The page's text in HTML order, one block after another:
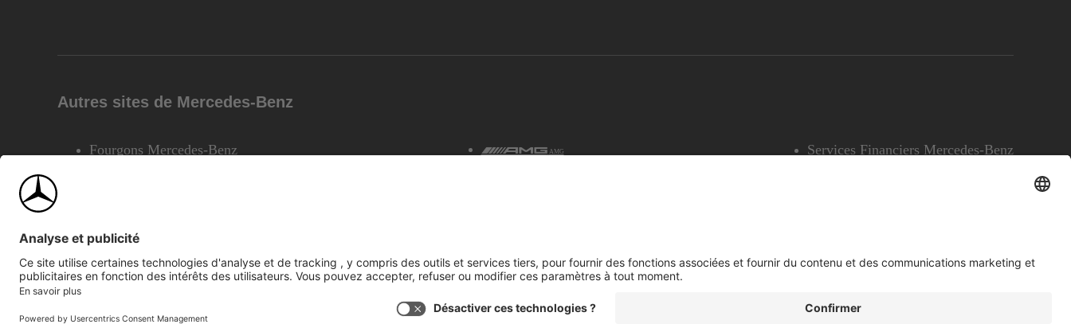
Autres sites de Mercedes-Benz
Fourgons Mercedes-Benz AMG Services Financiers Mercedes-Benz
©2026 Mercedes-Benz Canada Inc.